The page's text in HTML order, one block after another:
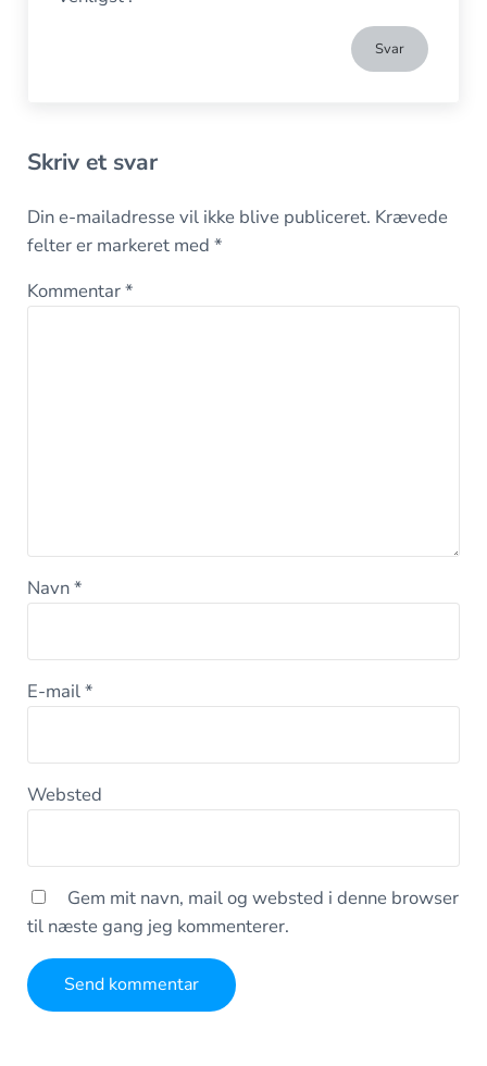
Svar
Skriv et svar
Din e-mailadresse vil ikke blive publiceret. Krævede
felter er markeret med *
Kommentar*
Navn*
E-mail*
Websted
Gem mit navn, mail og websted i denne browser
til næste gang jeg kommenterer.